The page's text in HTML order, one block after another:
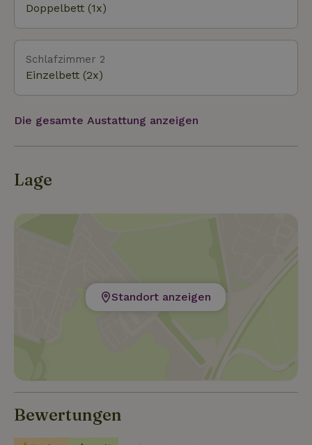
Doppelbett (1x)
Schlafzimmer 2
Einzelbett (2x)
Die gesamte Austattung anzeigen
Lage
Standort anzeigen
Bewertungen